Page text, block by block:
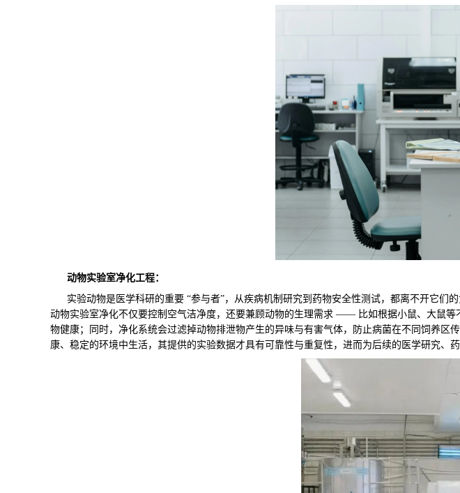
动物实验室净化工程：
实验动物是医学科研的重要 “参与者”，从疾病机制研究到药物安全性测试，都离不开它们
动物实验室净化不仅要控制空气洁净度，还要兼顾动物的生理需求 —— 比如根据小鼠、大鼠等
物健康；同时，净化系统会过滤掉动物排泄物产生的异味与有害气体，防止病菌在不同饲养
康、稳定的环境中生活，其提供的实验数据才具有可靠性与重复性，进而为后续的医学研究、